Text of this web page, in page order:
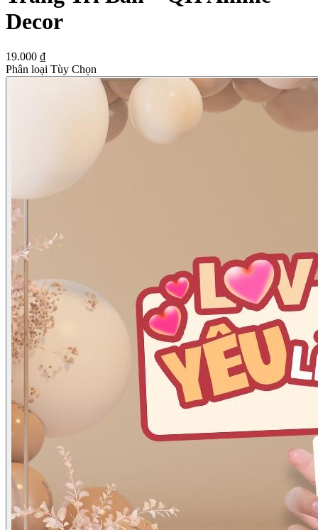
Decor
19.000 ₫
Phân loại Tùy Chọn